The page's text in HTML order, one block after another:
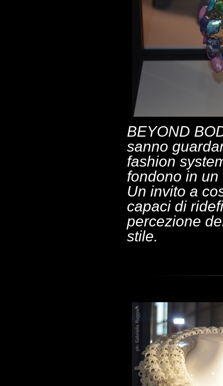
BEYOND
sanno
fashion
fondono in
Un invito a
capaci di
percezione
stile.